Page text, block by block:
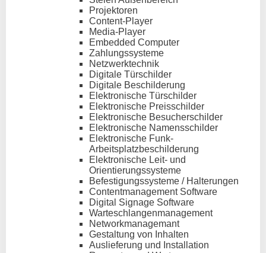
Projektoren
Content-Player
Media-Player
Embedded Computer
Zahlungssysteme
Netzwerktechnik
Digitale Türschilder
Digitale Beschilderung
Elektronische Türschilder
Elektronische Preisschilder
Elektronische Besucherschilder
Elektronische Namensschilder
Elektronische Funk-
Arbeitsplatzbeschilderung
Elektronische Leit- und
Orientierungssysteme
Befestigungssysteme / Halterungen
Contentmanagement Software
Digital Signage Software
Warteschlangenmanagement
Networkmanagemant
Gestaltung von Inhalten
Auslieferung und Installation